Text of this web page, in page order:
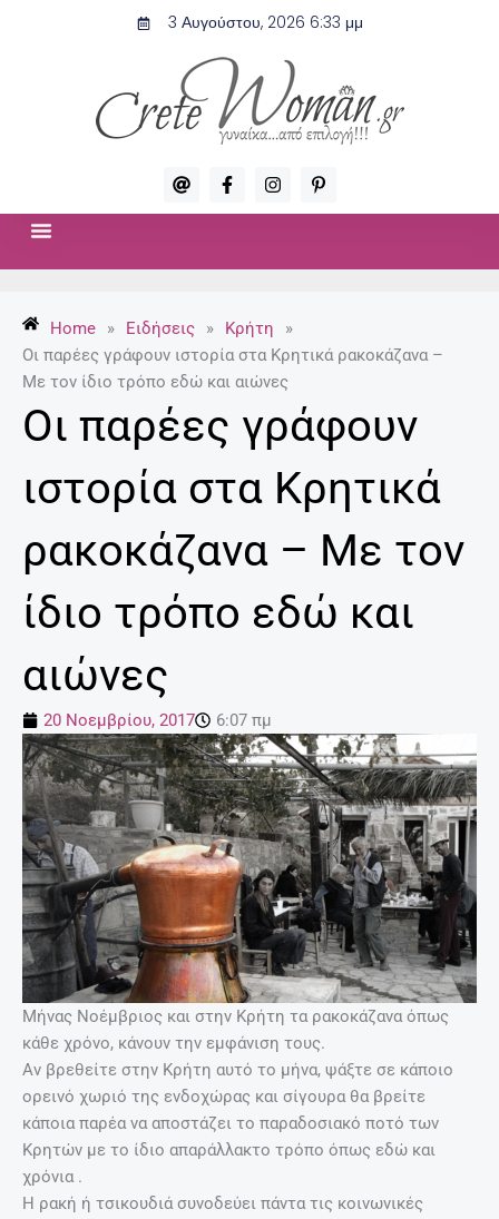
3 Αυγούστου, 2026 6:33 μμ
A
t
F
a
c
-
f
I
n
s
P
i
n
p
Home » Ειδήσεις » Κρήτη
»
Οι παρέες γράφουν ιστορία στα Κρητικά ρακοκάζανα –
Με τον ίδιο τρόπο εδώ και αιώνες
Οι παρέες γράφουν
ιστορία στα Κρητικά
ρακοκάζανα – Με τον
ίδιο τρόπο εδώ και
αιώνες
20 Νοεμβρίου, 2017 6:07 πμ
Μήνας Νοέμβριος και στην Κρήτη τα ρακοκάζανα όπως
κάθε χρόνο, κάνουν την εμφάνιση τους.
Αν βρεθείτε στην Κρήτη αυτό το μήνα, ψάξτε σε κάποιο
ορεινό χωριό της ενδοχώρας και σίγουρα θα βρείτε
κάποια παρέα να αποστάζει το παραδοσιακό ποτό των
Κρητών με το ίδιο απαράλλακτο τρόπο όπως εδώ και
χρόνια .
Η ρακή ή τσικουδιά συνοδεύει πάντα τις κοινωνικές